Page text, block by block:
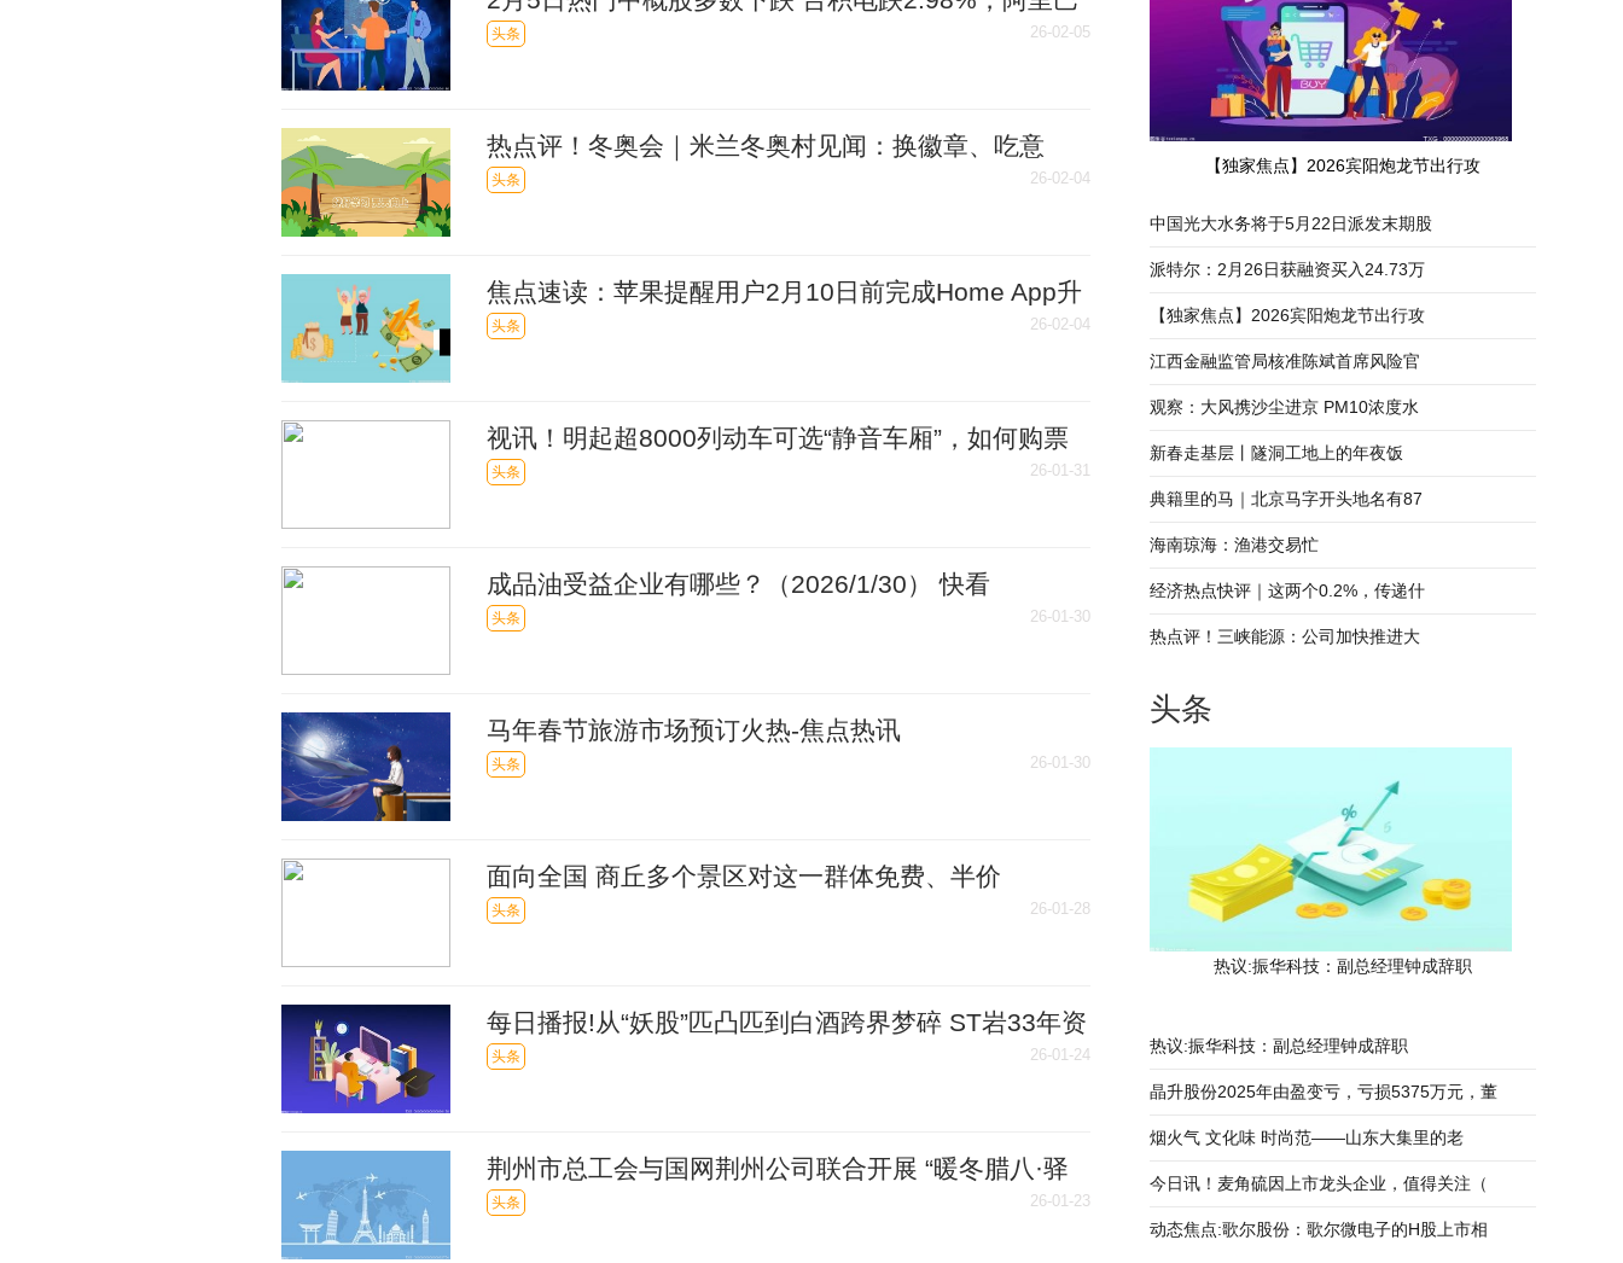
巴跌2.76%|焦点
头条 26-02-05
热点评！冬奥会｜米兰冬奥村见闻：换徽章、吃意
面、“中国红”点亮奥运氛围
头条 26-02-04
焦点速读：苹果提醒用户2月10日前完成Home App升
级
头条 26-02-04
视讯！明起超8000列动车可选“静音车厢”，如何购票
看这里
头条 26-01-31
成品油受益企业有哪些？（2026/1/30） 快看
头条 26-01-30
马年春节旅游市场预订火热-焦点热讯
头条 26-01-30
面向全国 商丘多个景区对这一群体免费、半价
头条 26-01-28
每日播报!从“妖股”匹凸匹到白酒跨界梦碎 ST岩33年资
本沉浮或将谢幕 2025年亏损超1.8亿触及退市红线
头条 26-01-24
荆州市总工会与国网荆州公司联合开展 “暖冬腊八·驿
路同行”慰问活动
头条 26-01-23
【独家焦点】2026宾阳炮龙节出行攻
中国光大水务将于5月22日派发末期股
派特尔：2月26日获融资买入24.73万
【独家焦点】2026宾阳炮龙节出行攻
江西金融监管局核准陈斌首席风险官
观察：大风携沙尘进京 PM10浓度水
新春走基层丨隧洞工地上的年夜饭
典籍里的马｜北京马字开头地名有87
海南琼海：渔港交易忙
经济热点快评｜这两个0.2%，传递什
热点评！三峡能源：公司加快推进大
头条
热议:振华科技：副总经理钟成辞职
热议:振华科技：副总经理钟成辞职
晶升股份2025年由盈变亏，亏损5375万元，董
烟火气 文化味 时尚范——山东大集里的老
今日讯！麦角硫因上市龙头企业，值得关注（
动态焦点:歌尔股份：歌尔微电子的H股上市相